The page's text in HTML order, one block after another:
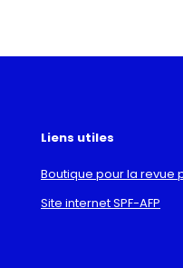
Liens utiles
Boutique pour la revue
Site internet SPF-AFP